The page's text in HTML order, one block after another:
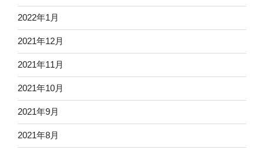
2022年1月
2021年12月
2021年11月
2021年10月
2021年9月
2021年8月